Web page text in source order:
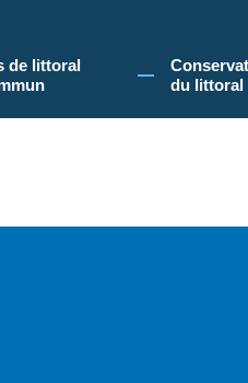
le site du Conservatoire du littoral,
de littoral
du littoral